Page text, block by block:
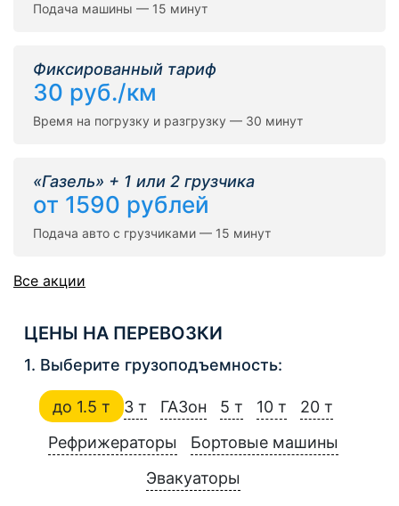
Подача машины — 15 минут
Фиксированный тариф
30 руб./км
Время на погрузку и разгрузку — 30 минут
«Газель» + 1 или 2 грузчика
от 1590 рублей
Подача авто с грузчиками — 15 минут
Все акции
ЦЕНЫ НА ПЕРЕВОЗКИ
1. Выберите грузоподъемность:
до 1.5 т 3 т ГАЗон 5 т 10 т
20 т
Рефрижераторы
Бортовые машины
Эвакуаторы